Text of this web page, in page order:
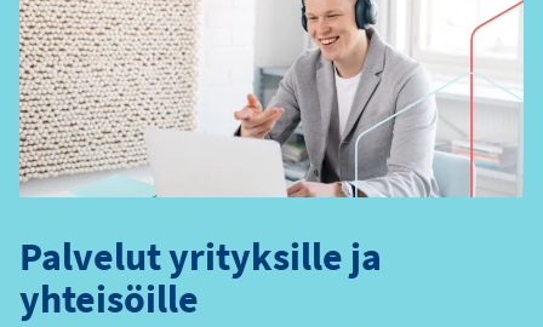
Palvelut yrityksille ja
yhteisöille